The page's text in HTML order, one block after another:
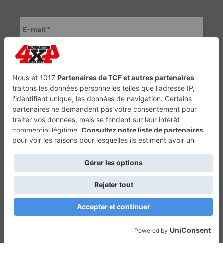
Génération Electrique Génération Sans Permis VTTAE.fr FullAttack
Retour en haut
Depuis 2010 - Un magazine duGroupe CPPRESSE